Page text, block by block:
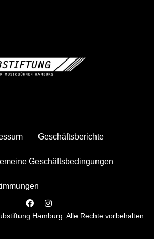
Geschäftsberichte
Geschäftsbedingungen
Hamburg. Alle Rechte vorbehalten.